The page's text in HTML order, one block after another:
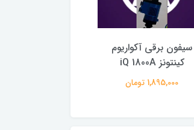
سیفون برقی آکواریوم
کینتونز iQ 1800A
1,895,000 تومان